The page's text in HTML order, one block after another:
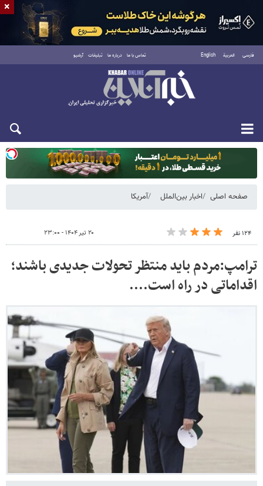
فارسی العربية English تماس با ما درباره ما تبلیغات آرشیو
دوشنبه ۱۹ مرداد ۱۴۰۵
صفحه اصلی اخبار بین‌الملل آمریکا
۱۲۴ نفر ۲۰ تیر ۱۴۰۴ - ۲۳:۰۰
ترامپ:مردم باید منتظر تحولات جدیدی باشند؛
اقداماتی در راه است....
×